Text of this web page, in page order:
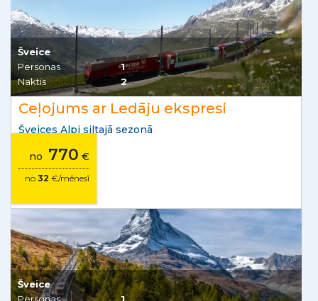
Šveice
Personas
1
Naktis
2
Ceļojums ar Ledāju ekspresi
Šveices Alpi siltajā sezonā
no 770 €
no 32 €/mēnesī
Šveice